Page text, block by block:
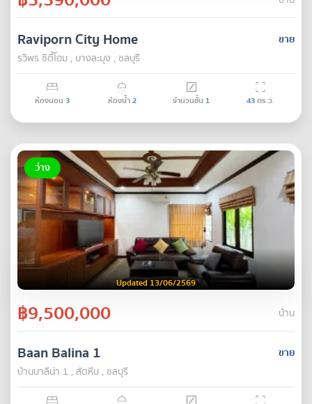
ขาย
Raviporn City Home
รวิพร ซิตี้โฮม , บางละมุง , ชลบุรี
ห้องนอน 3 ห้องน้ำ2 จำนวนชั้น 1 43ตร.ว.
ว่าง
Updated 13/06/2569
฿9,500,000 บ้าน
ขาย
Baan Balina 1
บ้านบาลีน่า 1 , สัตหีบ , ชลบุรี